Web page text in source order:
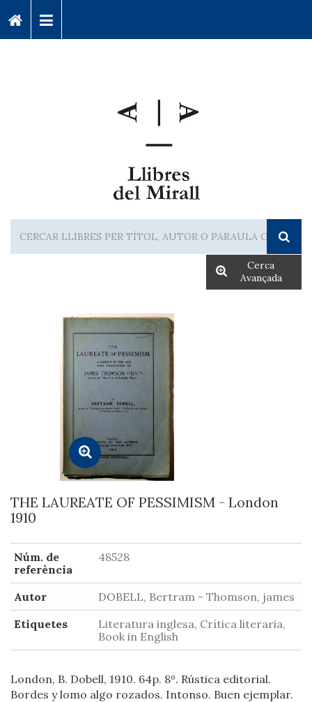
Cerca
Avançada
THE LAUREATE OF PESSIMISM - London
1910
Núm. de
referència
48528
Autor
DOBELL, Bertram - Thomson, james
Etiquetes
Literatura inglesa, Crítica literaria,
Book in English
London, B. Dobell, 1910. 64p. 8º. Rústica editorial.
Bordes y lomo algo rozados. Intonso. Buen ejemplar.